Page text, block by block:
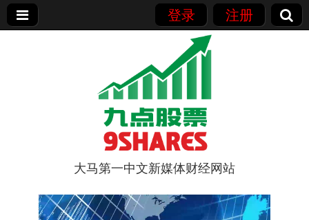
登录 注册
9点股票
大马第一中文新媒体财经网站